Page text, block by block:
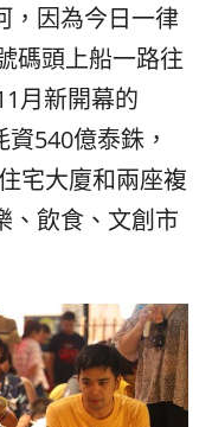
，因為今日一律
碼頭上船一路往
月新開幕的
540億泰銖，
宅大廈和兩座複
、飲食、文創市